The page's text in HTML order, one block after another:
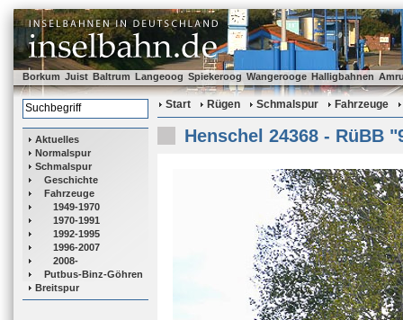
Borkum Juist Baltrum Langeoog Spiekeroog Wangerooge Halligbahnen
Aktuelles
Normalspur
Schmalspur
Geschichte
Fahrzeuge
1949-1970
1970-1991
1992-1995
1996-2007
2008-
Putbus-Binz-Göhren
Breitspur
Start Rügen Schmalspur Fahrzeuge
Henschel 24368 - RüBB